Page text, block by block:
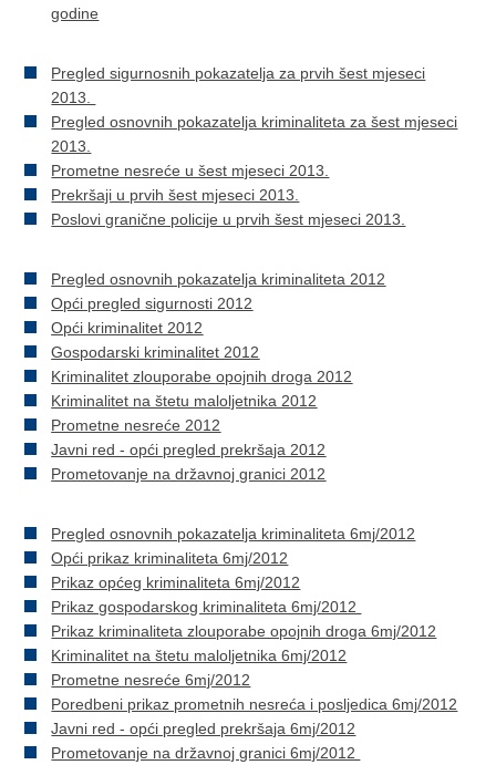
godine
Pregled sigurnosnih pokazatelja za prvih šest mjeseci
2013.
Pregled osnovnih pokazatelja kriminaliteta za šest mjeseci
2013.
Prometne nesreće u šest mjeseci 2013.
Prekršaji u prvih šest mjeseci 2013.
Poslovi granične policije u prvih šest mjeseci 2013.
Pregled osnovnih pokazatelja kriminaliteta 2012
Opći pregled sigurnosti 2012
Opći kriminalitet 2012
Gospodarski kriminalitet 2012
Kriminalitet zlouporabe opojnih droga 2012
Kriminalitet na štetu maloljetnika 2012
Prometne nesreće 2012
Javni red - opći pregled prekršaja 2012
Prometovanje na državnoj granici 2012
Pregled osnovnih pokazatelja kriminaliteta 6mj/2012
Opći prikaz kriminaliteta 6mj/2012
Prikaz općeg kriminaliteta 6mj/2012
Prikaz gospodarskog kriminaliteta 6mj/2012
Prikaz kriminaliteta zlouporabe opojnih droga 6mj/2012
Kriminalitet na štetu maloljetnika 6mj/2012
Prometne nesreće 6mj/2012
Poredbeni prikaz prometnih nesreća i posljedica 6mj/2012
Javni red - opći pregled prekršaja 6mj/2012
Prometovanje na državnoj granici 6mj/2012